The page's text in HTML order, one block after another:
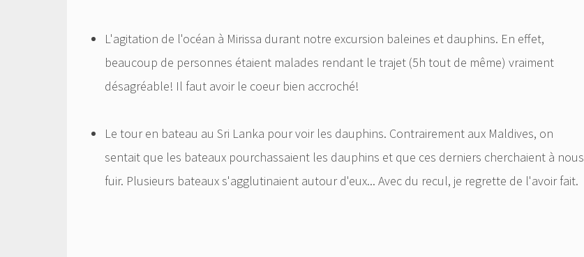
L'agitation de l'océan à Mirissa durant notre excursion baleines et dauphins. En effet,
beaucoup de personnes étaient malades rendant le trajet (5h tout de même) vraiment
désagréable! Il faut avoir le coeur bien accroché!
Le tour en bateau au Sri Lanka pour voir les dauphins. Contrairement aux Maldives, on
sentait que les bateaux pourchassaient les dauphins et que ces derniers cherchaient à nous
fuir. Plusieurs bateaux s'agglutinaient autour d'eux... Avec du recul, je regrette de l'avoir fait.